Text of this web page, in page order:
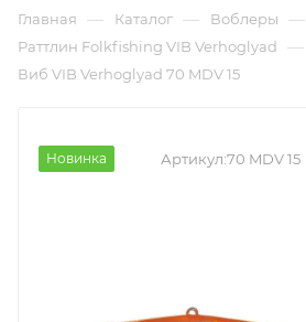
Главная — Каталог — Воблеры —
Раттлин Folkfishing VIB Verhoglyad —
Виб VIB Verhoglyad 70 MDV 15
Новинка Артикул:70 MDV 15